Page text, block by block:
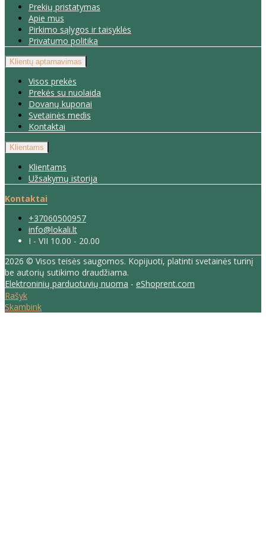
Prekių pristatymas
Apie mus
Pirkimo sąlygos ir taisyklės
Privatumo politika
Klientų aptarnavimas
Visos prekės
Prekės su nuolaida
Dovanų kuponai
Svetainės medis
Kontaktai
Klientams
Klientams
Užsakymų istorija
Kontaktai
+37060500957
info@lokali.lt
I - VII 10.00 - 20.00
2026 © Visos teisės saugomos. Kopijuoti, platinti svetainės turinį
be autorių sutikimo draudžiama.
Elektroninių parduotuvių nuoma - eShoprent.com
Rašyk
Skambink